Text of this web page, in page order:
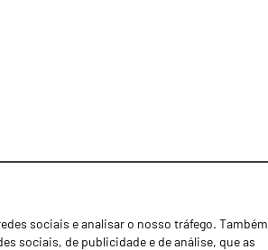
sociais e analisar o nosso tráfego. Também
sociais, de publicidade e de análise, que as